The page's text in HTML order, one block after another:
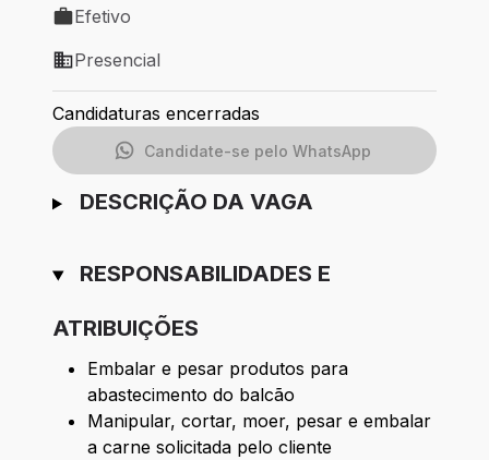
Tipo de vaga: Efetivo
Efetivo
Modelo de trabalho: Presencial
Presencial
Candidaturas encerradas
Candidate-se pelo WhatsApp
DESCRIÇÃO DA VAGA
RESPONSABILIDADES E
ATRIBUIÇÕES
Embalar e pesar produtos para
abastecimento do balcão
Manipular, cortar, moer, pesar e embalar
a carne solicitada pelo cliente